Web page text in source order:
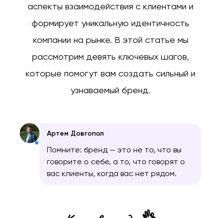
аспекты взаимодействия с клиентами и
формирует уникальную идентичность
компании на рынке. В этой статье мы
рассмотрим девять ключевых шагов,
которые помогут вам создать сильный и
узнаваемый бренд.
Артем Довгопол
Помните: бренд — это не то, что вы
говорите о себе, а то, что говорят о
вас клиенты, когда вас нет рядом.